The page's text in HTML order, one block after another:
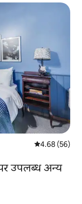
औसत रेटिंग 5 में
4.68 (56)
उपलब्ध अन्य